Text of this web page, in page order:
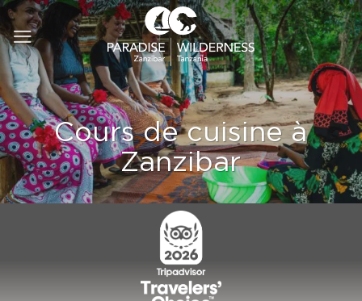
Passer
au
contenu
Cours de cuisine à
Zanzibar